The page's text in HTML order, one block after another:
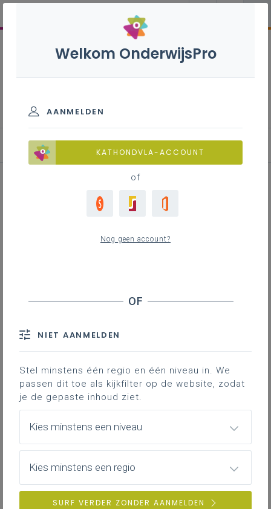
Het wafelrestaurant
De grootouders van de zesdeklassers uit
basisschool De Wingerd in Rumst hebben
geluk! Ze worden door hun ondernemende
oogappels uitgenodigd in hun pop-
upwafelrestaurant. Wat een onderneming!
De voorbereidingen
Er komt heel wat kijken bij de voorbereidingen:
posters maken,
Welkom OnderwijsPro
AANMELDEN
KATHONDVLA-ACCOUNT
of
Nog geen account?
NIET AANMELDEN
Stel minstens één regio en één niveau in. We
passen dit toe als kijkfilter op de website, zodat
je de gepaste inhoud ziet.
Kies minstens een niveau
Kies minstens een regio
SURF VERDER ZONDER AANMELDEN